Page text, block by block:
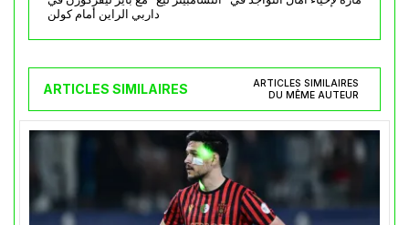
داربي الراين أمام كولن
ARTICLES SIMILAIRES
ARTICLES SIMILAIRES
DU MÊME AUTEUR